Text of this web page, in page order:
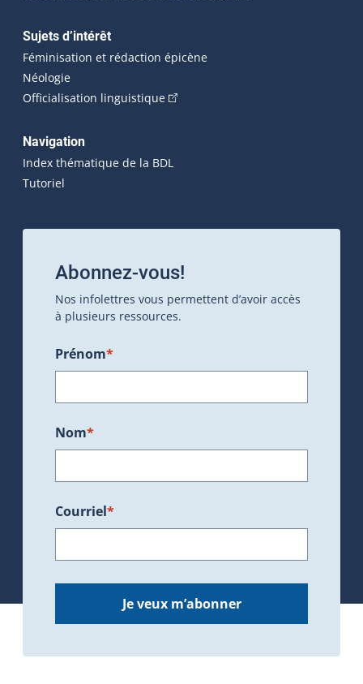
Sujets d’intérêt
Féminisation et rédaction épicène
Néologie
Officialisation linguistique(Cet hyperlien externe s'ouvrira
Navigation
Index thématique de la BDL
Tutoriel
Abonnez-vous!
Nos infolettres vous permettent d’avoir accès
à plusieurs ressources.
Prénom*
Nom*
Courriel*
Je veux m’abonner